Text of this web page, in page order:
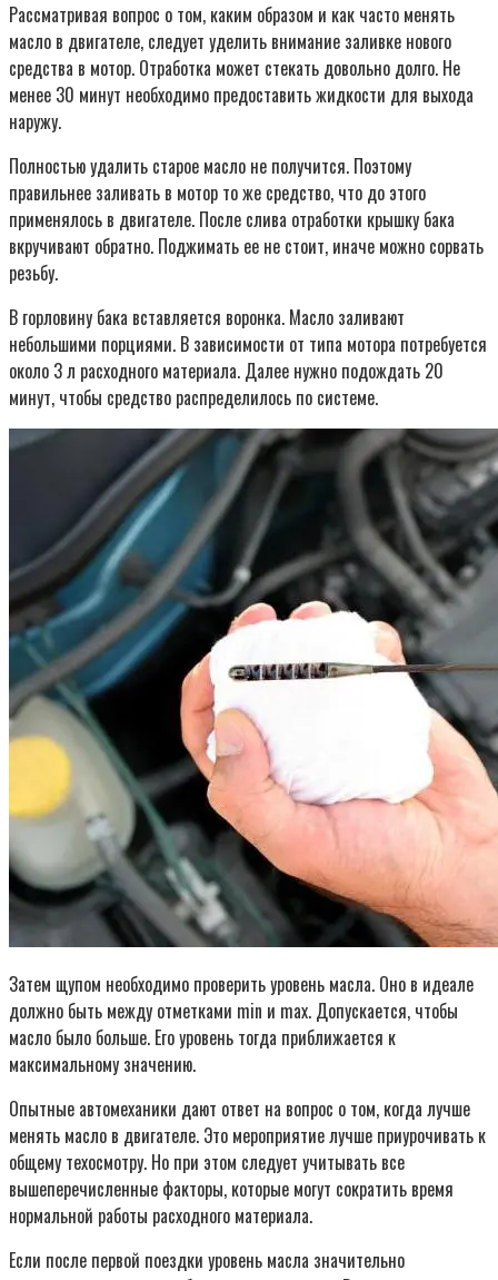
Рассматривая вопрос о том, каким образом и как часто менять
масло в двигателе, следует уделить внимание заливке нового
средства в мотор. Отработка может стекать довольно долго. Не
менее 30 минут необходимо предоставить жидкости для выхода
наружу.
Полностью удалить старое масло не получится. Поэтому
правильнее заливать в мотор то же средство, что до этого
применялось в двигателе. После слива отработки крышку бака
вкручивают обратно. Поджимать ее не стоит, иначе можно сорвать
резьбу.
В горловину бака вставляется воронка. Масло заливают
небольшими порциями. В зависимости от типа мотора потребуется
около 3 л расходного материала. Далее нужно подождать 20
минут, чтобы средство распределилось по системе.
Затем щупом необходимо проверить уровень масла. Оно в идеале
должно быть между отметками min и max. Допускается, чтобы
масло было больше. Его уровень тогда приближается к
максимальному значению.
Опытные автомеханики дают ответ на вопрос о том, когда лучше
менять масло в двигателе. Это мероприятие лучше приурочивать к
общему техосмотру. Но при этом следует учитывать все
вышеперечисленные факторы, которые могут сократить время
нормальной работы расходного материала.
Если после первой поездки уровень масла значительно